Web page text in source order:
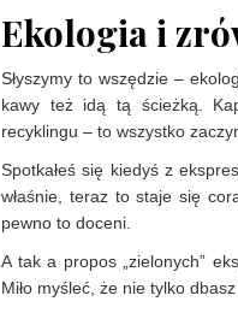
Ekologia i
Słyszymy to wszędzie –
kawy też idą tą ścieżką.
recyklingu – to wszystko
Spotkałeś się kiedyś z
właśnie, teraz to staje się
pewno to doceni.
A tak a propos „zielonych”
Miło myśleć, że nie tylko